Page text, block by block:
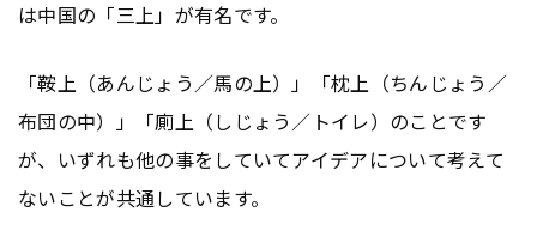
は中国の「三上」が有名です。
「鞍上（あんじょう／馬の上）」「枕上（ちんじょう／
布団の中）」「廁上（しじょう／トイレ）のことです
が、いずれも他の事をしていてアイデアについて考えて
ないことが共通しています。